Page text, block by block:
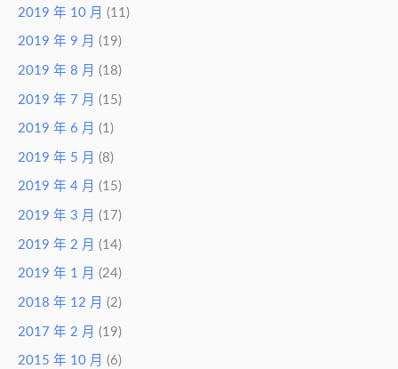
2019 年 10 月 (11)
2019 年 9 月 (19)
2019 年 8 月 (18)
2019 年 7 月 (15)
2019 年 6 月 (1)
2019 年 5 月 (8)
2019 年 4 月 (15)
2019 年 3 月 (17)
2019 年 2 月 (14)
2019 年 1 月 (24)
2018 年 12 月 (2)
2017 年 2 月 (19)
2015 年 10 月 (6)